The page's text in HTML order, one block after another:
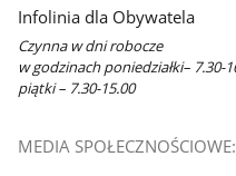
Infolinia dla Obywatela
Czynna w dni robocze
w godzinach poniedziałki– 7.30-
piątki – 7.30-15.00
MEDIA SPOŁECZNOŚCIOWE: